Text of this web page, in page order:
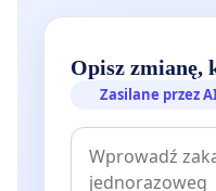
Opisz zmianę,
Zasilane przez